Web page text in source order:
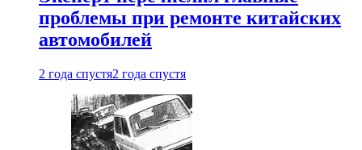
проблемы при ремонте китайских
автомобилей
2 года спустя2 года спустя